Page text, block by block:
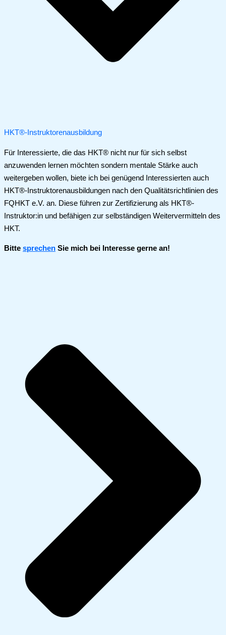
HKT®-Instruktorenausbildung
Für Interessierte, die das HKT® nicht nur für sich selbst
anzuwenden lernen möchten sondern mentale Stärke auch
weitergeben wollen, biete ich bei genügend Interessierten auch
HKT®-Instruktorenausbildungen nach den Qualitätsrichtlinien des
FQHKT e.V. an. Diese führen zur Zertifizierung als HKT®-
Instruktor:in und befähigen zur selbständigen Weitervermitteln des
HKT.
Bitte sprechen Sie mich bei Interesse gerne an!